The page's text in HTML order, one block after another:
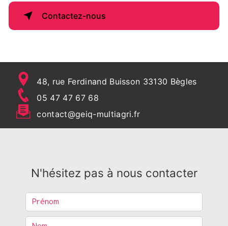
Contactez-nous
48, rue Ferdinand Buisson 33130 Bègles
05 47 47 67 68
contact@geiq-multiagri.fr
N'hésitez pas à nous contacter